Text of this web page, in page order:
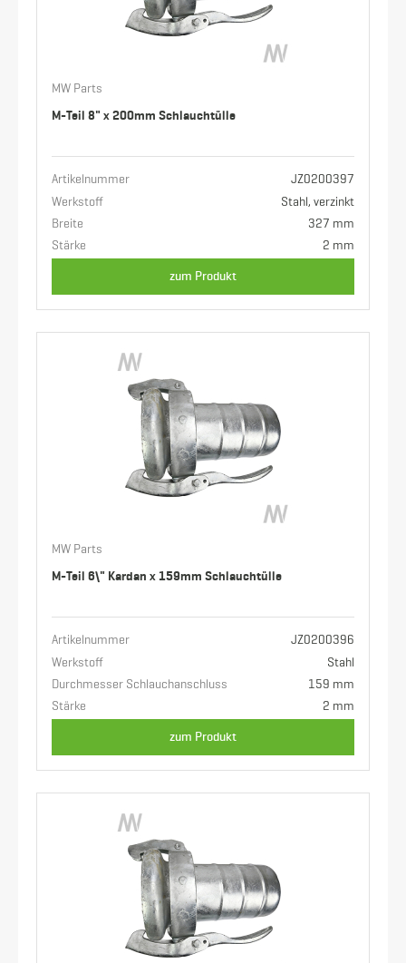
MW Parts
M-Teil 8" x 200mm Schlauchtülle
Artikelnummer
JZ0200397
Werkstoff
Stahl, verzinkt
Breite
327 mm
Stärke
2 mm
zum Produkt
MW Parts
M-Teil 6\" Kardan x 159mm Schlauchtülle
Artikelnummer
JZ0200396
Werkstoff
Stahl
Durchmesser Schlauchanschluss
159 mm
Stärke
2 mm
zum Produkt